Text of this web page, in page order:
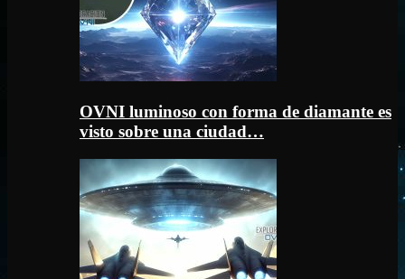
OVNI luminoso con forma de diamante es
visto sobre una ciudad…